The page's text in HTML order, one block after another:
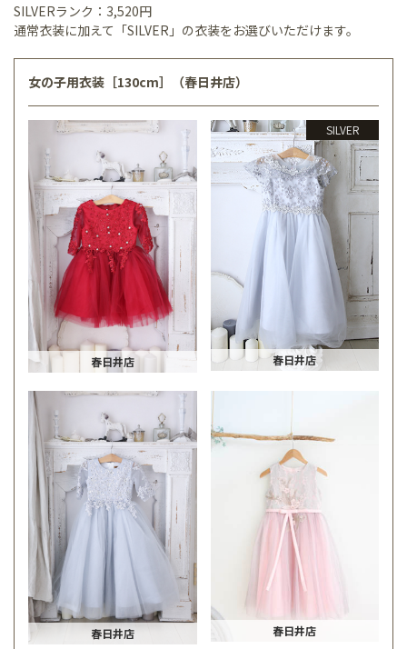
SILVERランク：3,520円
通常衣装に加えて「SILVER」の衣装をお選びいただけます。
女の子用衣装［130cm］（春日井店）
春日井店
SILVER
春日井店
春日井店 春日井店